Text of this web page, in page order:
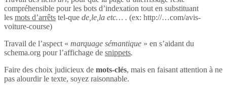
compréhensible pour les bots d’indexation tout en substituant
les mots d’arrêts tel-que de,le,la etc… . (ex: http://…com/avis-
voiture-course)
Travail de l’aspect « marquage sémantique » en s’aidant du
schema.org pour l’affichage de snippets.
Faire des choix judicieux de mots-clés, mais en faisant attention à ne
pas alourdir le texte, soyez raisonnable.